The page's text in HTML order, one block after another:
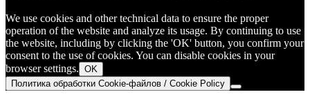
We use cookies and other technical data to ensure the proper
operation of the website and analyze its usage. By continuing to use
the website, including by clicking the 'OK' button, you confirm your
consent to the use of cookies. You can disable cookies in your
browser settings. OK
Политика обработки Cookie-файлов / Cookie Policy